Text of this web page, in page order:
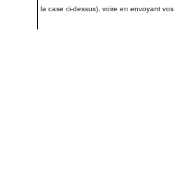
la case ci-dessus), voire en envoyant vos